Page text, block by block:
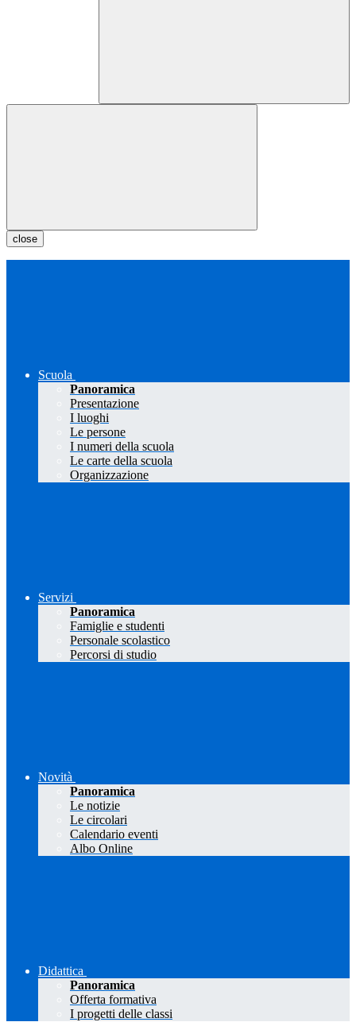
close
Scuola
Panoramica
Presentazione
I luoghi
Le persone
I numeri della scuola
Le carte della scuola
Organizzazione
Servizi
Panoramica
Famiglie e studenti
Personale scolastico
Percorsi di studio
Novità
Panoramica
Le notizie
Le circolari
Calendario eventi
Albo Online
Didattica
Panoramica
Offerta formativa
I progetti delle classi